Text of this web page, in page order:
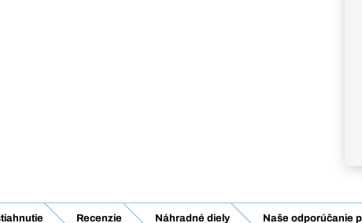
Recenzie Náhradné diely Naše odporúčanie